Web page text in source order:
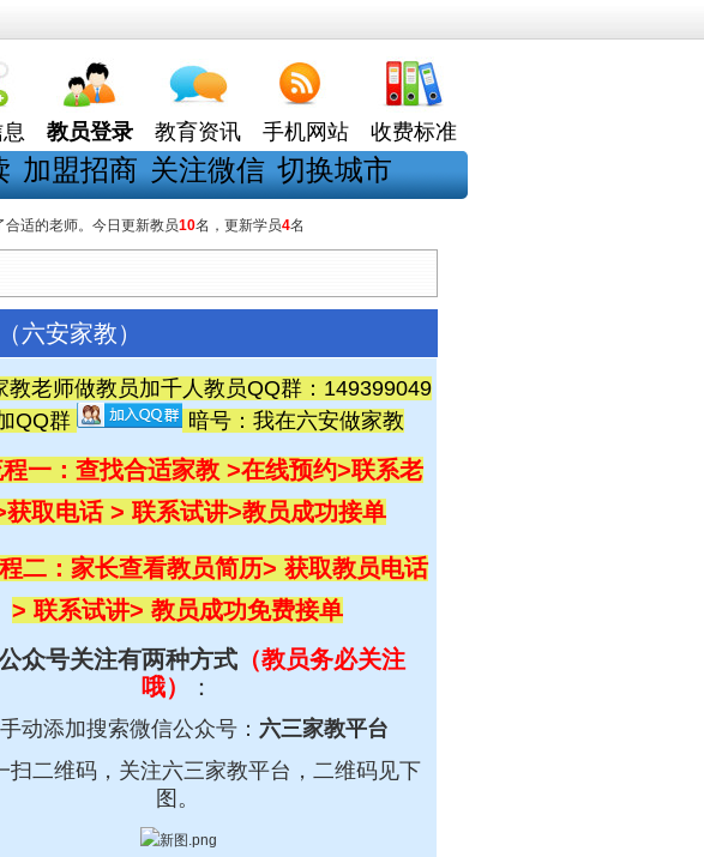
教员登录 教育资讯 手机网站 收费标准
加盟招商 关注微信 切换城市
合适的老师。今日更新教员10名，更新学员4名
六安家教）
教老师做教员加千人教员QQ群：149399049
QQ群
暗号：我在六安做家教
一：查找合适家教 >在线预约>联系老
获取电话 > 联系试讲>教员成功接单
二：家长查看教员简历> 获取教员电话
> 联系试讲> 教员成功免费接单
众号关注有两种方式（教员务必关注
哦）
：
动添加搜索微信公众号： 六三家教平台
扫二维码，关注六三家教平台， 二维码见下
图。